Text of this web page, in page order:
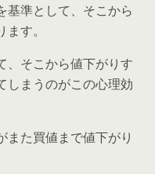
基準として、そこから
す。
、そこから値下がりす
しまうのがこの心理効
また買値まで値下がり